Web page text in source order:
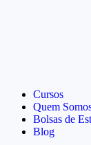
Cursos
Quem
Bolsas de
Blog